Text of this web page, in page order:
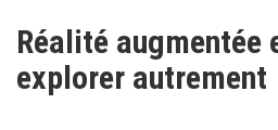
Réalité augmentée
explorer autrement